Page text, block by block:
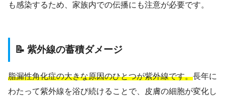
も感染するため、家族内での伝播にも注意が必要です。
📝 紫外線の蓄積ダメージ
脂漏性角化症の大きな原因のひとつが紫外線です。長年に
わたって紫外線を浴び続けることで、皮膚の細胞が変化し